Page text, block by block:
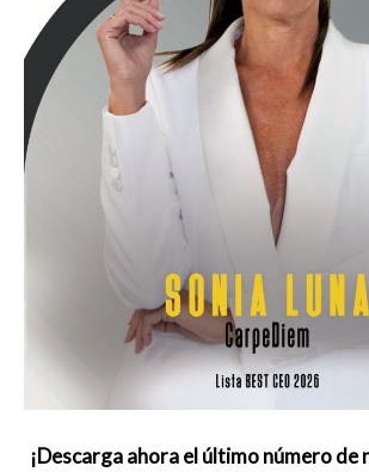
¡Descarga ahora el último número